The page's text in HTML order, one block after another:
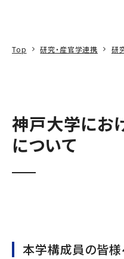
Top 研究・産官学連携 研
神戸大学にお
について
本学構成員の皆様